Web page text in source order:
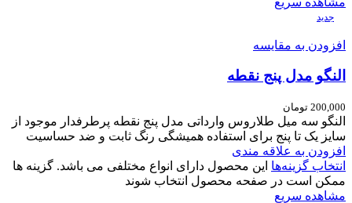
جدید
افزودن به مقایسه
النگو مدل پنج نقطه
200,000 تومان
النگو سه میل طلاروس وارداتی مدل پنج نقطه پرطرفدار موجود از
سایز یک تا پنج برای استفاده همیشگی رنگ ثابت و ضد حساسیت
افزودن به علاقه مندی
انتخاب گزینه‌ها این محصول دارای انواع مختلفی می باشد. گزینه ها
ممکن است در صفحه محصول انتخاب شوند
مشاهده سریع